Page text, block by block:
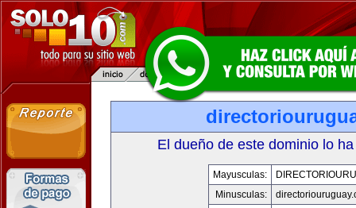
El dueño de este dominio lo
Mayusculas:
Minusculas: